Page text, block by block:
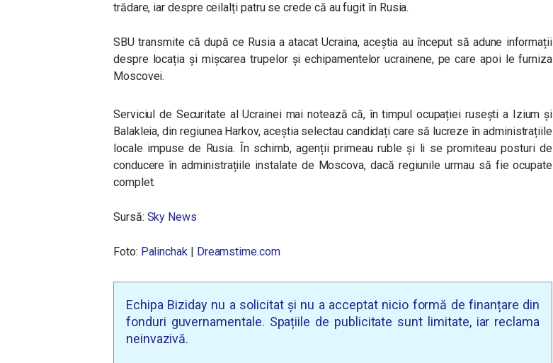
trădare, iar despre ceilalți patru se crede că au fugit în Rusia.
SBU transmite că după ce Rusia a atacat Ucraina, aceștia au început să adune informații
despre locația și mișcarea trupelor și echipamentelor ucrainene, pe care apoi le furniza
Moscovei.
Serviciul de Securitate al Ucrainei mai notează că, în timpul ocupației rusești a Izium și
Balakleia, din regiunea Harkov, aceștia selectau candidați care să lucreze în administrațiile
locale impuse de Rusia. În schimb, agenții primeau ruble și li se promiteau posturi de
conducere în administrațiile instalate de Moscova, dacă regiunile urmau să fie ocupate
complet.
Sursă: Sky News
Foto: Palinchak | Dreamstime.com
Echipa Biziday nu a solicitat și nu a acceptat nicio formă de finanțare din
fonduri guvernamentale. Spațiile de publicitate sunt limitate, iar reclama
neinvazivă.